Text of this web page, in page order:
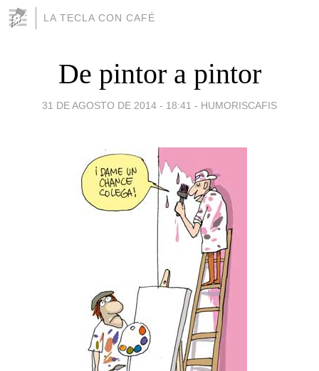
LA TECLA CON CAFÉ
De pintor a pintor
31 DE AGOSTO DE 2014 - 18:41 - HUMORISCAFIS